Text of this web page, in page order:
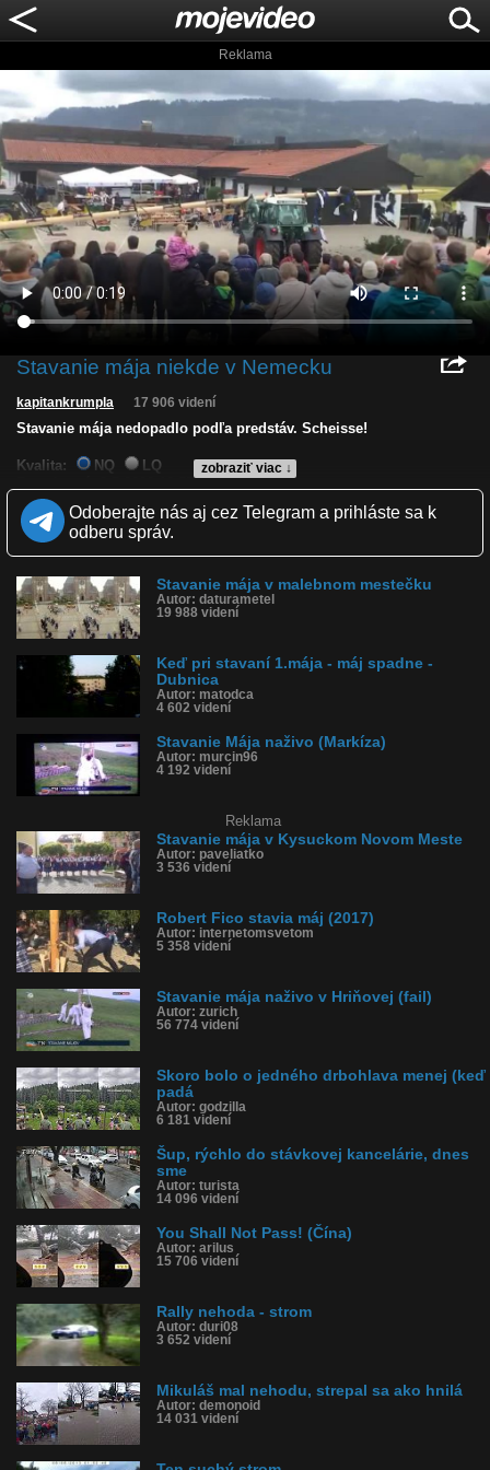
Reklama
Stavanie mája niekde v Nemecku
zobraziť viac ↓
kapitankrumpla 17 906 videní
Stavanie mája nedopadlo podľa predstáv. Scheisse!
Kvalita: NQ
LQ
Krajina: Nemecko 🇩🇪
Páči sa: 84% (31 hlasov)
Obľúbené: 2
Komentárov: 39
Kategória: ľudia
Tagy: máj, spadol strom, nehoda, traktor
História sledovanosti videa:
Odoberajte nás aj cez Telegram a prihláste sa k
odberu správ.
Stavanie mája v malebnom mestečku
Autor: daturametel
19 988 videní
Keď pri stavaní 1.mája - máj spadne -
Dubnica
Autor: matodca
4 602 videní
Stavanie Mája naživo (Markíza)
Autor: murcin96
4 192 videní
Reklama
Stavanie mája v Kysuckom Novom Meste
Autor: paveliatko
3 536 videní
Robert Fico stavia máj (2017)
Autor: internetomsvetom
5 358 videní
Stavanie mája naživo v Hriňovej (fail)
Autor: zurich
56 774 videní
Skoro bolo o jedného drbohlava menej (keď
padá
Autor: godzilla
6 181 videní
Šup, rýchlo do stávkovej kancelárie, dnes
sme
Autor: turista
14 096 videní
You Shall Not Pass! (Čína)
Autor: arilus
15 706 videní
Rally nehoda - strom
Autor: duri08
3 652 videní
Mikuláš mal nehodu, strepal sa ako hnilá
Autor: demonoid
14 031 videní